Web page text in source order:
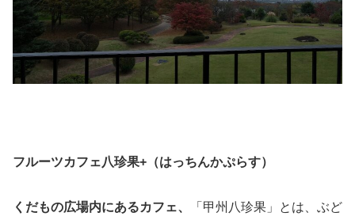
フルーツカフェ八珍果+（はっちんかぷらす）
くだもの広場内にあるカフェ、
「甲州八珍果」とは、ぶど